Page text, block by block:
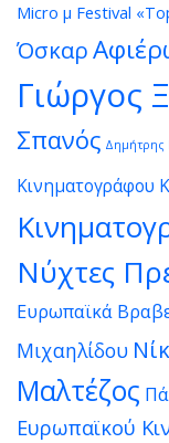
Micro μ Festival
Όσκαρ
Γιώργος
Σπανός Δημήτρης
Κινηματογράφου
Νύχτες
Ευρωπαϊκά
Μιχαηλίδου
Μαλτέζος
Ευρωπαϊκού